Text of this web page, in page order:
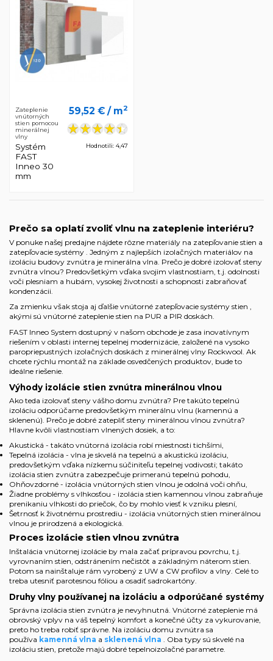
Zateplenie
vnútorných
stien pomocou
minerálnej
vlny
Systém
FAST
Inneo 30
mm
59,52 € / m2
Hodnotili: 4,47
Prečo sa oplatí zvoliť vlnu na zateplenie interiéru?
V ponuke našej predajne nájdete rôzne materiály na zatepľovanie stien a
zatepľovacie systémy . Jedným z najlepších izolačných materiálov na
izoláciu budovy zvnútra je minerálna vlna. Prečo je dobré izolovať steny
zvnútra vlnou? Predovšetkým vďaka svojim vlastnostiam, t.j. odolnosti
voči plesniam a hubám, vysokej životnosti a schopnosti zabraňovať
kondenzácii.
Za zmienku však stoja aj ďalšie vnútorné zatepľovacie systémy stien ,
akými sú vnútorné zateplenie stien na PUR a PIR doskách.
FAST Inneo System dostupný v našom obchode je zasa inovatívnym
riešením v oblasti internej tepelnej modernizácie, založené na vysoko
paropriepustných izolačných doskách z minerálnej vlny Rockwool. Ak
chcete rýchlu montáž na základe osvedčených produktov, bude to
ideálne riešenie.
Výhody izolácie stien zvnútra minerálnou vlnou
Ako teda izolovať steny vášho domu zvnútra? Pre takúto tepelnú
izoláciu odporúčame predovšetkým minerálnu vlnu (kamennú a
sklenenú). Prečo je dobré zatepliť steny minerálnou vlnou zvnútra?
Hlavne kvôli vlastnostiam vlnených dosiek, a to:
Akustická - takáto vnútorná izolácia robí miestnosti tichšími,
Tepelná izolácia - vlna je skvelá na tepelnú a akustickú izoláciu,
predovšetkým vďaka nízkemu súčiniteľu tepelnej vodivosti; takáto
izolácia stien zvnútra zabezpečuje primeranú tepelnú pohodu,
Ohňovzdorné - izolácia vnútorných stien vlnou je odolná voči ohňu,
Žiadne problémy s vlhkosťou - izolácia stien kamennou vlnou zabraňuje
prenikaniu vlhkosti do priečok, čo by mohlo viesť k vzniku plesní,
Šetrnosť k životnému prostrediu - izolácia vnútorných stien minerálnou
vlnou je prirodzená a ekologická.
Proces izolácie stien vlnou zvnútra
Inštalácia vnútornej izolácie by mala začať prípravou povrchu, t.j.
vyrovnaním stien, odstránením nečistôt a základným náterom stien.
Potom sa nainštaluje rám vyrobený z UW a CW profilov a vlny. Celé to
treba utesniť parotesnou fóliou a osadiť sadrokartóny.
Druhy vlny používanej na izoláciu a odporúčané systémy
Správna izolácia stien zvnútra je nevyhnutná. Vnútorné zateplenie má
obrovský vplyv na váš tepelný komfort a konečné účty za vykurovanie,
preto ho treba robiť správne. Na izoláciu domu zvnútra sa
používa kamenná vlna a sklenená vlna . Oba typy sú skvelé na
izoláciu stien, pretože majú dobré tepelnoizolačné parametre.